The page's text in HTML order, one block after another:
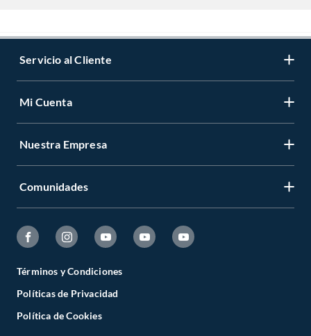
Servicio al Cliente
Mi Cuenta
Nuestra Empresa
Comunidades
Términos y Condiciones
Políticas de Privacidad
Política de Cookies